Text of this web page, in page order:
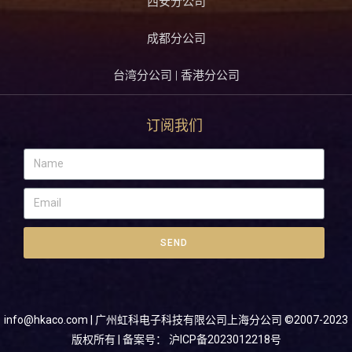
成都分公司
台湾分公司 | 香港分公司
订阅我们
SEND
info@hkaco.com | 广州虹科电子科技有限公司上海分公司 ©2007-2023
版权所有 | 备案号：
沪ICP备2023012218号